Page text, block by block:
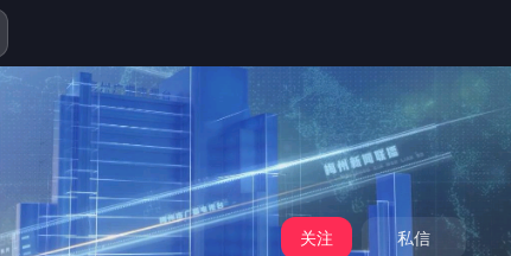
私信
关注